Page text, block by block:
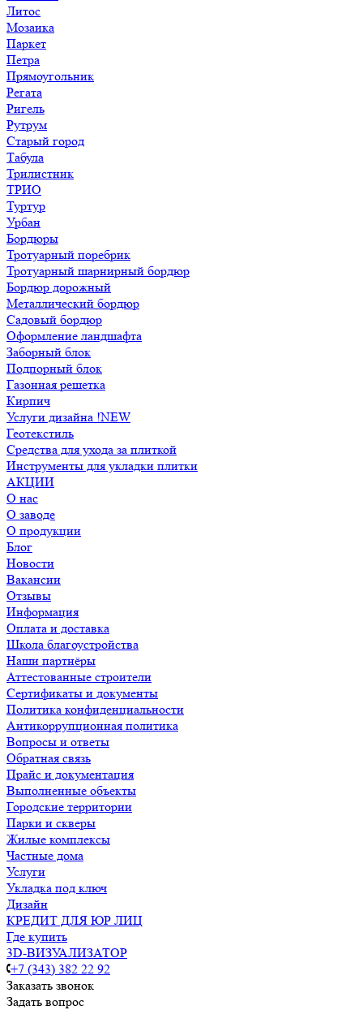
Литос
Мозаика
Паркет
Петра
Прямоугольник
Регата
Ригель
Рутрум
Старый город
Табула
Трилистник
ТРИО
Туртур
Урбан
Бордюры
Тротуарный поребрик
Тротуарный шарнирный бордюр
Бордюр дорожный
Металлический бордюр
Садовый бордюр
Оформление ландшафта
Заборный блок
Подпорный блок
Газонная решетка
Кирпич
Услуги дизайна !NEW
Геотекстиль
Средства для ухода за плиткой
Инструменты для укладки плитки
АКЦИИ
О нас
О заводе
О продукции
Блог
Новости
Вакансии
Отзывы
Информация
Оплата и доставка
Школа благоустройства
Наши партнёры
Аттестованные строители
Сертификаты и документы
Политика конфиденциальности
Антикоррупционная политика
Вопросы и ответы
Обратная связь
Прайс и документация
Выполненные объекты
Городские территории
Парки и скверы
Жилые комплексы
Частные дома
Услуги
Укладка под ключ
Дизайн
КРЕДИТ ДЛЯ ЮР ЛИЦ
Где купить
3D-ВИЗУАЛИЗАТОР
+7 (343) 382 22 92
Заказать звонок
Задать вопрос